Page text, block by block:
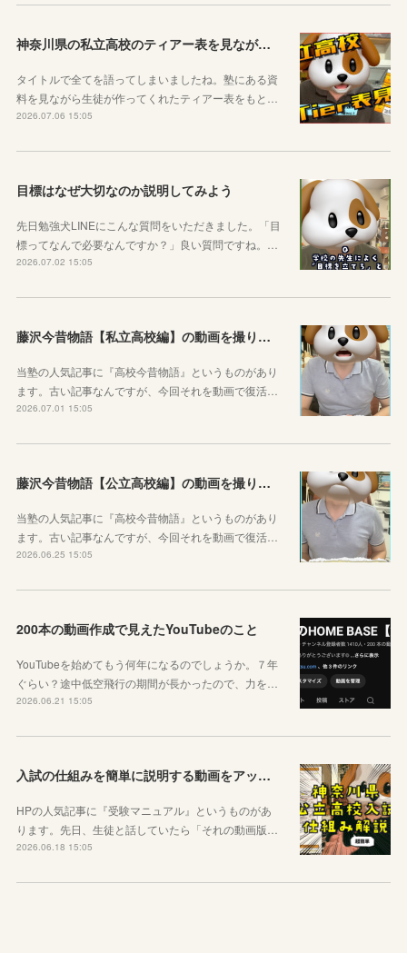
神奈川県の私立高校のティアー表を見ながら話す動画を作りました！
タイトルで全てを語ってしまいましたね。塾にある資
料を見ながら生徒が作ってくれたティアー表をもと…
2026.07.06 15:05
目標はなぜ大切なのか説明してみよう
先日勉強犬LINEにこんな質問をいただきました。「目
標ってなんで必要なんですか？」良い質問ですね。…
2026.07.02 15:05
藤沢今昔物語【私立高校編】の動画を撮りました！
当塾の人気記事に『高校今昔物語』というものがあり
ます。古い記事なんですが、今回それを動画で復活…
2026.07.01 15:05
藤沢今昔物語【公立高校編】の動画を撮りました！
当塾の人気記事に『高校今昔物語』というものがあり
ます。古い記事なんですが、今回それを動画で復活…
2026.06.25 15:05
200本の動画作成で見えたYouTubeのこと
YouTubeを始めてもう何年になるのでしょうか。７年
ぐらい？途中低空飛行の期間が長かったので、力を…
2026.06.21 15:05
入試の仕組みを簡単に説明する動画をアップしました
HPの人気記事に『受験マニュアル』というものがあ
ります。先日、生徒と話していたら「それの動画版…
2026.06.18 15:05